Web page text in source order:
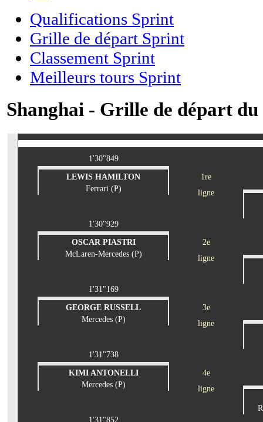
Qualifications Sprint
Grille de départ Sprint
Classement Sprint
Meilleurs tours Sprint
Shanghai - Grille de départ
1'30"849
LEWIS HAMILTON
Ferrari (P)
1re
ligne
1'30"929
OSCAR PIASTRI
McLaren-Mercedes (P)
2e
ligne
1'31"169
GEORGE RUSSELL
Mercedes (P)
3e
ligne
1'31"738
KIMI ANTONELLI
Mercedes (P)
4e
ligne
1'31"852